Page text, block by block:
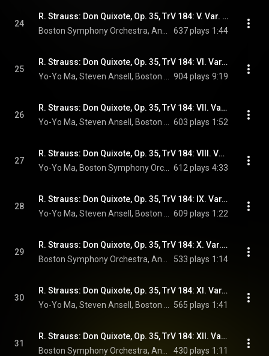
24
R. Strauss: Don Quixote, Op. 35, TrV 184: V. Var. 2. Kriegerisch
637 plays 1:44
25
R. Strauss: Don Quixote, Op. 35, TrV 184: VI. Var. 3. Mäßiges Zeitmaß
904 plays 9:19
26
R. Strauss: Don Quixote, Op. 35, TrV 184: VII. Var. 4. Etwas breiter
603 plays 1:52
27
R. Strauss: Don Quixote, Op. 35, TrV 184: VIII. Var. 5. Sehr langsam
612 plays 4:33
28
R. Strauss: Don Quixote, Op. 35, TrV 184: IX. Var. 6. Schnell
609 plays 1:22
29
R. Strauss: Don Quixote, Op. 35, TrV 184: X. Var. 7. Ein wenig ruhiger als vorher
533 plays 1:14
30
R. Strauss: Don Quixote, Op. 35, TrV 184: XI. Var. 8. Gemächlich
565 plays 1:41
31
R. Strauss: Don Quixote, Op. 35, TrV 184: XII. Var. 9. Schnell und stürmisch
430 plays 1:11